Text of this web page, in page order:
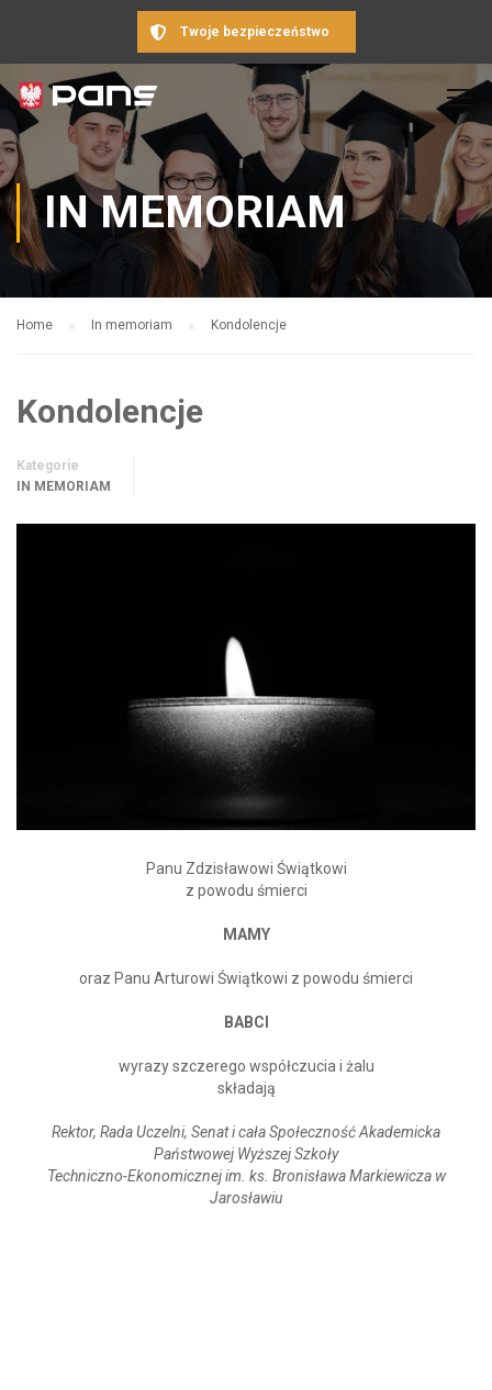
Twoje bezpieczeństwo
IN MEMORIAM
Home In memoriam Kondolencje
Kondolencje
Kategorie
IN MEMORIAM
Panu Zdzisławowi Świątkowi
z powodu śmierci
MAMY
oraz Panu Arturowi Świątkowi z powodu śmierci
BABCI
wyrazy szczerego współczucia i żalu
składają
Rektor, Rada Uczelni, Senat i cała Społeczność Akademicka
Państwowej Wyższej Szkoły
Techniczno-Ekonomicznej im. ks. Bronisława Markiewicza w
Jarosławiu